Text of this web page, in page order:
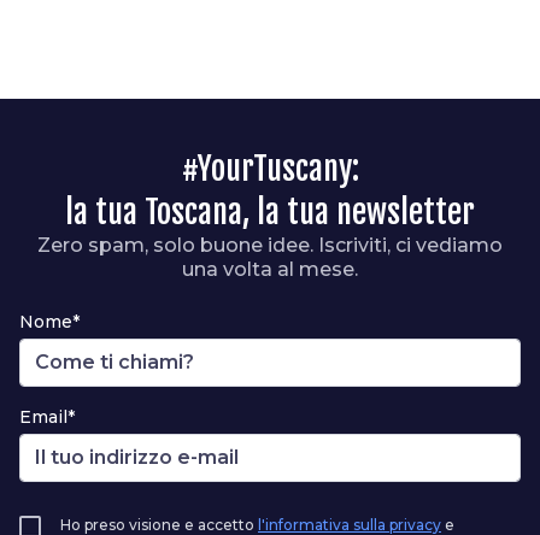
#YourTuscany:
la tua Toscana, la tua newsletter
Zero spam, solo buone idee. Iscriviti, ci vediamo
una volta al mese.
Nome*
Email*
Ho preso visione e accetto l'informativa sulla privacy e